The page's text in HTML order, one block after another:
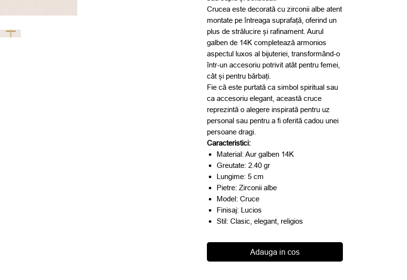
Crucea este decorată cu zirconii albe atent
montate pe întreaga suprafață, oferind un
plus de strălucire și rafinament. Aurul
galben de 14K completează armonios
aspectul luxos al bijuteriei, transformând-o
într-un accesoriu potrivit atât pentru femei,
cât și pentru bărbați.
Fie că este purtată ca simbol spiritual sau
ca accesoriu elegant, această cruce
reprezintă o alegere inspirată pentru uz
personal sau pentru a fi oferită cadou unei
persoane dragi.
Caracteristici:
Material: Aur galben 14K
Greutate: 2.40 gr
Lungime: 5 cm
Pietre: Zirconii albe
Model: Cruce
Finisaj: Lucios
Stil: Clasic, elegant, religios
Adauga in cos